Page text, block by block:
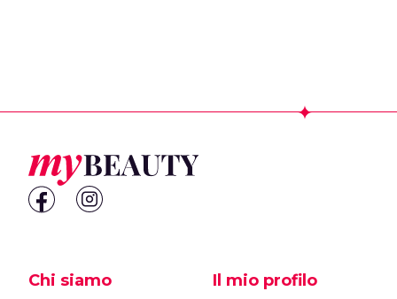
Chi siamo Il mio profilo